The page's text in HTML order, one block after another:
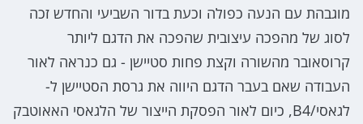
מוגבהת עם הנעה כפולה וכעת בדור השביעי והחדש זכה
לסוג של מהפכה עיצובית שהפכה את הדגם ליותר
קרוסאובר מהשורה וקצת פחות סטיישן - גם כנראה לאור
העבודה שאם בעבר הדגם היווה את גרסת הסטיישן ל-
לגאסי/B4, כיום לאור הפסקת הייצור של הלגאסי האאוטבק